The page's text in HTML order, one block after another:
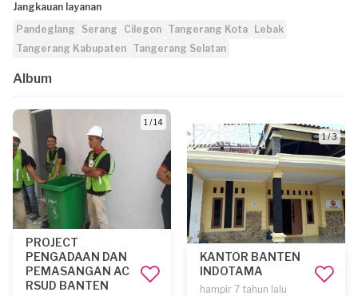
Jangkauan layanan
Pandeglang
Serang Cilegon Tangerang Kota
Lebak
Tangerang Kabupaten Tangerang Selatan
Album
1 / 14
PROJECT
PENGADAAN DAN
PEMASANGAN AC
RSUD BANTEN
1 / 3
KANTOR BANTEN
INDOTAMA
hampir 7 tahun lalu